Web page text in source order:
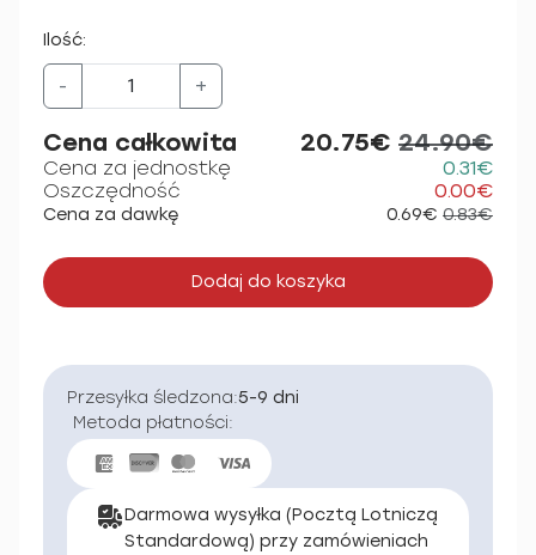
Ilość:
- +
Cena całkowita 20.75€ 24.90€
Cena za jednostkę
0.31€
Oszczędność
0.00€
Cena za dawkę 0.69€ 0.83€
Dodaj do koszyka
Przesyłka śledzona:5-9 dni
Metoda płatności:
Darmowa wysyłka (Pocztą Lotniczą
Standardową) przy zamówieniach